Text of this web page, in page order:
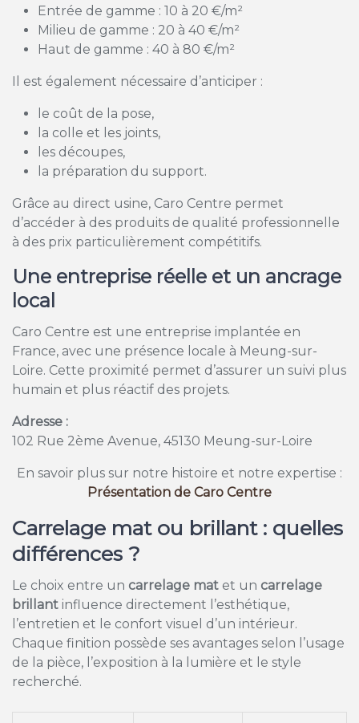
Entrée de gamme : 10 à 20 €/m²
Milieu de gamme : 20 à 40 €/m²
Haut de gamme : 40 à 80 €/m²
Il est également nécessaire d’anticiper :
le coût de la pose,
la colle et les joints,
les découpes,
la préparation du support.
Grâce au direct usine, Caro Centre permet
d’accéder à des produits de qualité professionnelle
à des prix particulièrement compétitifs.
Une entreprise réelle et un ancrage
local
Caro Centre est une entreprise implantée en
France, avec une présence locale à Meung-sur-
Loire. Cette proximité permet d’assurer un suivi plus
humain et plus réactif des projets.
Adresse :
102 Rue 2ème Avenue, 45130 Meung-sur-Loire
En savoir plus sur notre histoire et notre expertise :
Présentation de Caro Centre
Carrelage mat ou brillant : quelles
différences ?
Le choix entre un carrelage mat et un carrelage
brillant influence directement l’esthétique,
l’entretien et le confort visuel d’un intérieur.
Chaque finition possède ses avantages selon l’usage
de la pièce, l’exposition à la lumière et le style
recherché.